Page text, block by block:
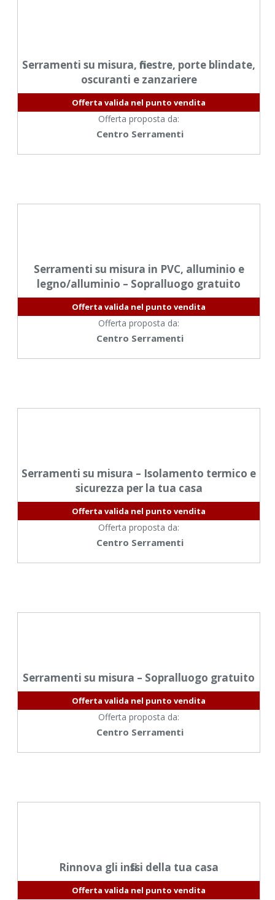
Serramenti su misura, finestre, porte blindate,
oscuranti e zanzariere
Offerta valida nel punto vendita
Offerta proposta da:
Centro Serramenti
Serramenti su misura in PVC, alluminio e
legno/alluminio – Sopralluogo gratuito
Offerta valida nel punto vendita
Offerta proposta da:
Centro Serramenti
Serramenti su misura – Isolamento termico e
sicurezza per la tua casa
Offerta valida nel punto vendita
Offerta proposta da:
Centro Serramenti
Serramenti su misura – Sopralluogo gratuito
Offerta valida nel punto vendita
Offerta proposta da:
Centro Serramenti
Rinnova gli infissi della tua casa
Offerta valida nel punto vendita